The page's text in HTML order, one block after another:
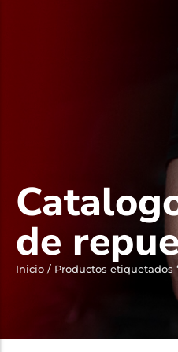
de
Inicio / Productos etiquetados